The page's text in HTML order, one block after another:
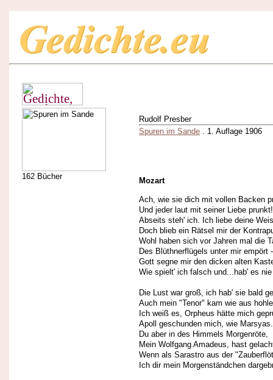
162 Bücher
Rudolf Presber
Spuren im Sande . 1. Auflage 1906
Mozart
Ach, wie sie dich mit vollen Backen
Und jeder laut mit seiner Liebe prunkt!
Abseits steh' ich. Ich liebe deine
Doch blieb ein Rätsel mir der
Wohl haben sich vor Jahren mal die
Des Blüthnerflügels unter mir empört -
Gott segne mir den dicken alten
Wie spielt' ich falsch und...hab' es
Die Lust war groß, ich hab' sie bald
Auch mein "Tenor" kam wie aus
Ich weiß es, Orpheus hätte mich
Apoll geschunden mich, wie Marsyas.
Du aber in des Himmels Morgenröte,
Mein Wolfgang Amadeus, hast
Wenn als Sarastro aus der
Ich dir mein Morgenständchen